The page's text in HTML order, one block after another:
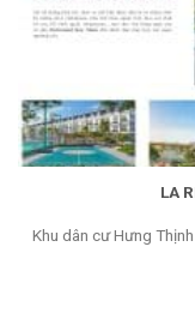
LA
Khu dân cư Hưng